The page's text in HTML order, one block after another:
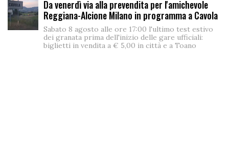
Da venerdì via alla prevendita per l'amichevole
Reggiana-Alcione Milano in programma a Cavola
Sabato 8 agosto alle ore 17:00 l'ultimo test estivo
dei granata prima dell'inizio delle gare ufficiali:
biglietti in vendita a € 5,00 in città e a Toano